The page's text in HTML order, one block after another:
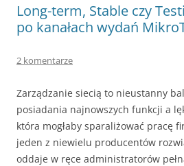
Long-term, Stable czy
po kanałach wydań
2 komentarze
Zarządzanie siecią to nieustanny
posiadania najnowszych funkcji a
która mogłaby sparaliżować pracę
jeden z niewielu producentów
oddaje w ręce administratorów